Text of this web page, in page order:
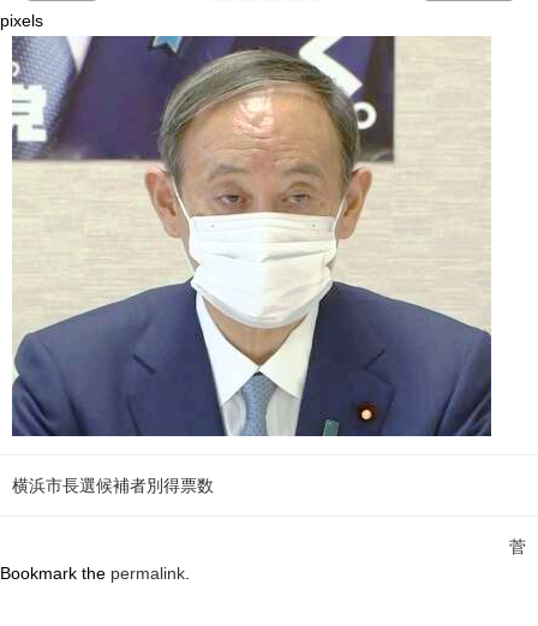
pixels
横浜市長選候補者別得票数
菅
Bookmark the permalink